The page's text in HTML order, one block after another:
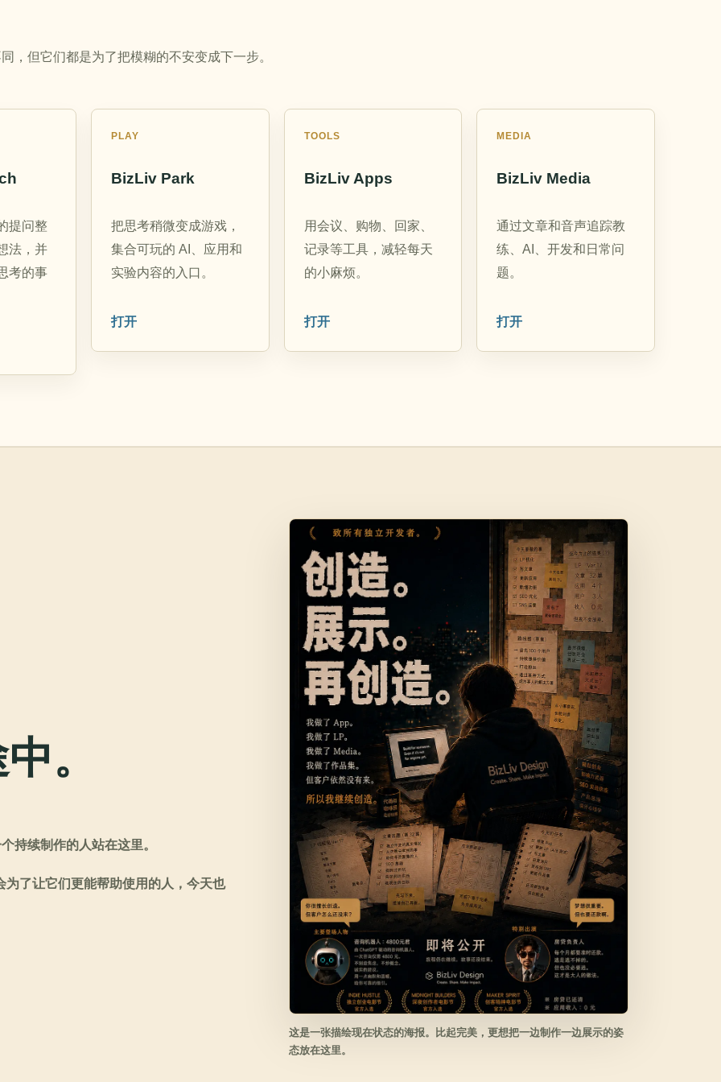
，但它们都是为了把模糊的不安变成下一步。
提问整
法，并
考的事
PLAY
BizLiv Park
把思考稍微变成游戏，
集合可玩的 AI、应用和
实验内容的入口。
打开
TOOLS
BizLiv Apps
用会议、购物、回家、
记录等工具，减轻每天
的小麻烦。
打开
MEDIA
BizLiv Media
通过文章和音声追踪教
练、AI、开发和日常问
题。
打开
。
持续制作的人站在这里。
了让它们更能帮助使用的人，今天也
这是一张描绘现在状态的海报。比起完美，更想把一边制作一边展示的姿
态放在这里。